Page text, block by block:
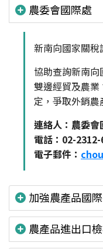
農委會國際處
新南向國家關稅
協助查詢新南
雙邊經貿及農
定，爭取外銷農
連絡人：農委
電話：02-
電子郵件：
加強農產品國
農產品進出口